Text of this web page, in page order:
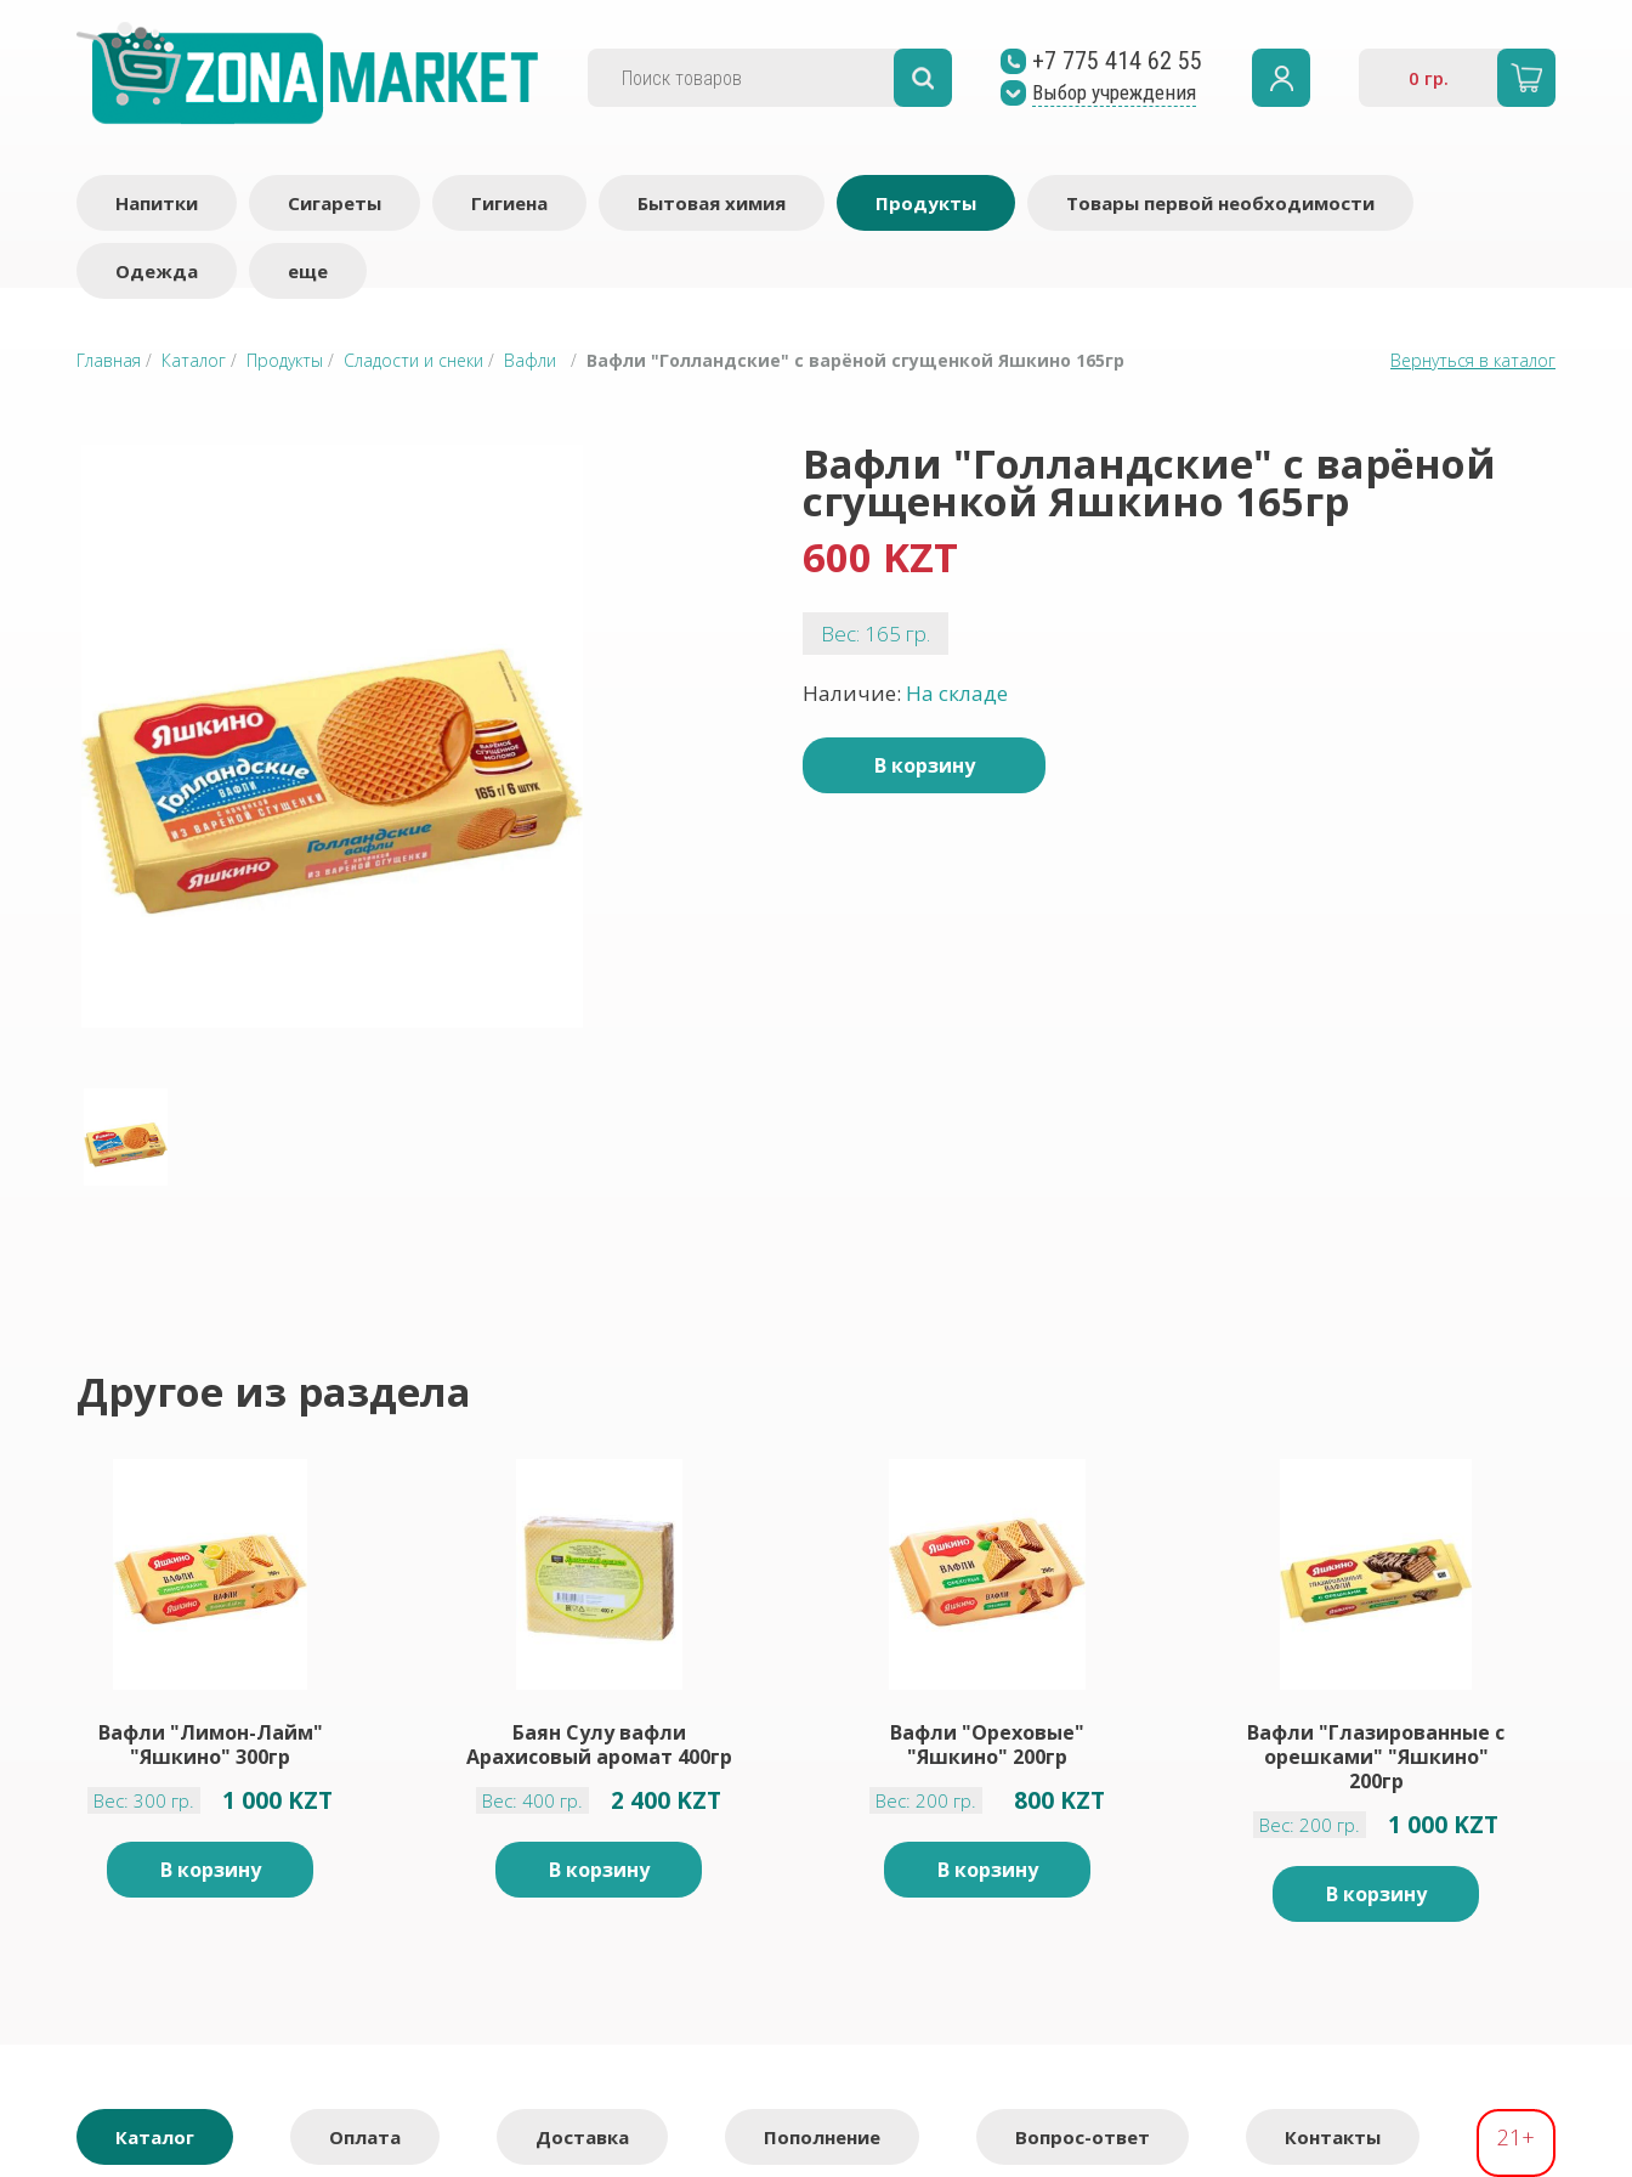
+7 775 414 62 55
Выбор учреждения
0 гр.
Напитки Сигареты Гигиена Бытовая химия Продукты Товары первой необходимости
Одежда еще
Главная / Каталог / Продукты / Сладости и снеки / Вафли / Вафли "Голландские" с варёной сгущенкой Яшкино 165гр Вернуться в каталог
Вафли "Голландские" с варёной
сгущенкой Яшкино 165гр
600 KZT
Вес: 165 гр.
Наличие: На складе
В корзину
Другое из раздела
Вафли "Лимон-Лайм"
"Яшкино" 300гр
Вес: 300 гр. 1 000 KZT
В корзину
Баян Сулу вафли
Арахисовый аромат 400гр
Вес: 400 гр. 2 400 KZT
В корзину
Вафли "Ореховые"
"Яшкино" 200гр
Вес: 200 гр. 800 KZT
В корзину
Вафли "Глазированные с
орешками" "Яшкино"
200гр
Вес: 200 гр. 1 000 KZT
В корзину
Каталог Оплата Доставка Пополнение Вопрос-ответ Контакты 21+